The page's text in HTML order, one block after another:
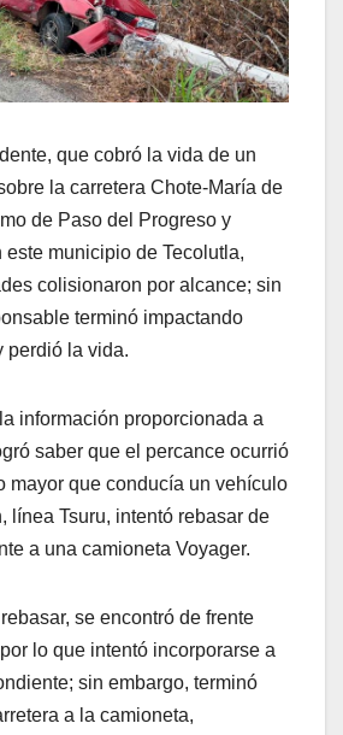
que cobró la vida de un
la carretera Chote-María de
de Paso del Progreso y
municipio de Tecolutla,
colisionaron por alcance; sin
terminó impactando
perdió la vida.
información proporcionada a
saber que el percance ocurrió
mayor que conducía un vehículo
línea Tsuru, intentó rebasar de
a una camioneta Voyager.
se encontró de frente
lo que intentó incorporarse a
sin embargo, terminó
a la camioneta,